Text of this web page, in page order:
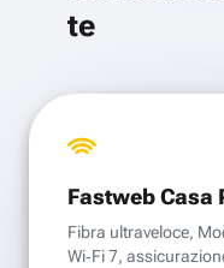
te
Fastweb Casa
Fibra ultraveloce,
Wi‑Fi 7,